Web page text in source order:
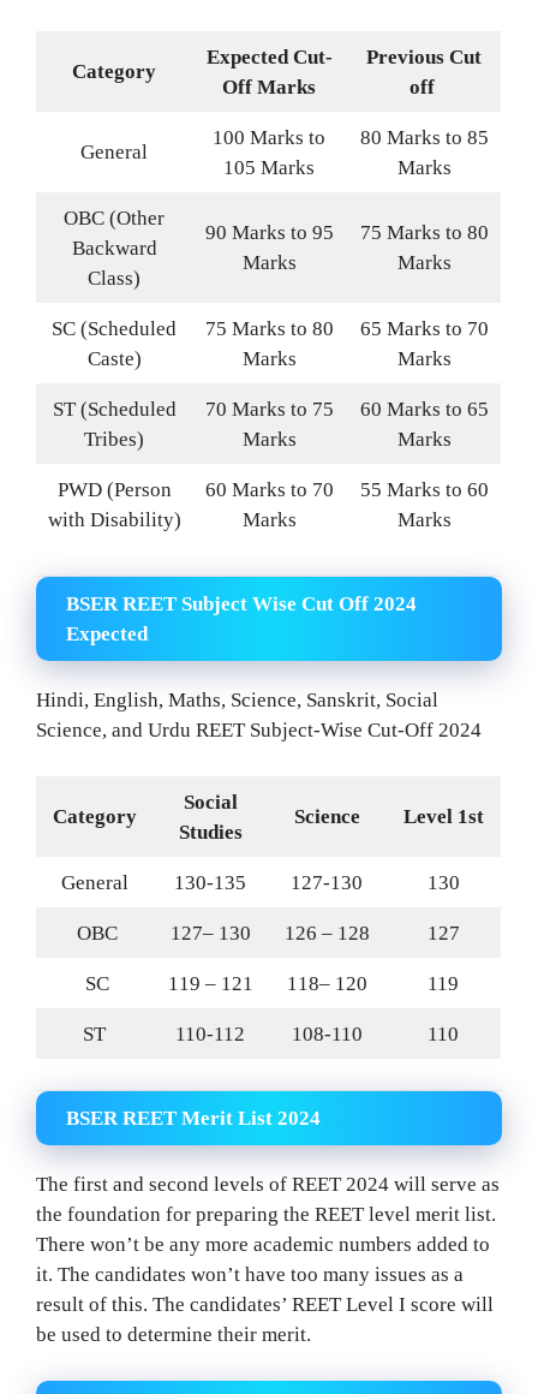
Category
Expected Cut-
Off Marks
Previous Cut
off
General
100 Marks to
105 Marks
80 Marks to 85
Marks
OBC (Other
Backward
Class)
90 Marks to 95
Marks
75 Marks to 80
Marks
SC (Scheduled
Caste)
75 Marks to 80
Marks
65 Marks to 70
Marks
ST (Scheduled
Tribes)
70 Marks to 75
Marks
60 Marks to 65
Marks
PWD (Person
with Disability)
60 Marks to 70
Marks
55 Marks to 60
Marks
BSER REET Subject Wise Cut Off 2024
Expected
Hindi, English, Maths, Science, Sanskrit, Social
Science, and Urdu REET Subject-Wise Cut-Off 2024
Category
Social
Studies
Science Level 1st
General 130-135 127-130 130
OBC 127– 130 126 – 128 127
SC 119 – 121 118– 120 119
ST 110-112 108-110 110
BSER REET Merit List 2024
The first and second levels of REET 2024 will serve as
the foundation for preparing the REET level merit list.
There won’t be any more academic numbers added to
it. The candidates won’t have too many issues as a
result of this. The candidates’ REET Level I score will
be used to determine their merit.